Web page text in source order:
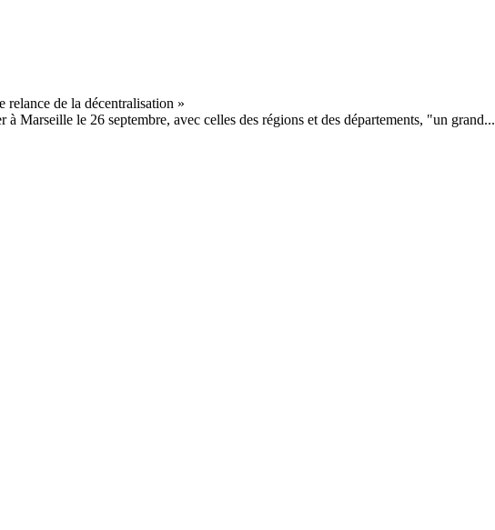
Marseille le 26 septembre, avec celles des régions et des départements, "un grand...